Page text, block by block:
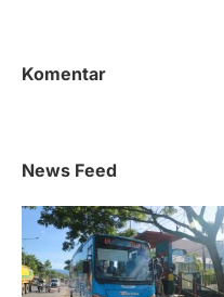
a
p
s
Komentar
News Feed